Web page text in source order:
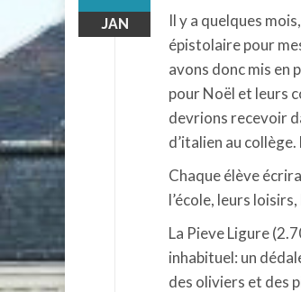
JAN Il y a quelques
épistolaire pour
avons donc mis en
pour Noël et leurs
devrions recevoir
d’italien au
Chaque élève
l’école, leurs
La Pieve Ligure
inhabituel: un
des oliviers et des